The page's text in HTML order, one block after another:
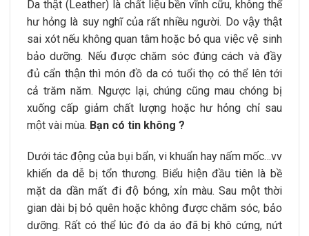
Da thật (Leather) là chất liệu bền vĩnh cữu, không thể
hư hỏng là suy nghĩ của rất nhiều người. Do vậy thật
sai xót nếu không quan tâm hoặc bỏ qua việc vệ sinh
bảo dưỡng. Nếu được chăm sóc đúng cách và đầy
đủ cẩn thận thì món đồ da có tuổi thọ có thể lên tới
cả trăm năm. Ngược lại, chúng cũng mau chóng bị
xuống cấp giảm chất lượng hoặc hư hỏng chỉ sau
một vài mùa. Bạn có tin không ?
Dưới tác động của bụi bẩn, vi khuẩn hay nấm mốc…vv
khiến da dễ bị tổn thương. Biểu hiện đầu tiên là bề
mặt da dần mất đi độ bóng, xỉn màu. Sau một thời
gian dài bị bỏ quên hoặc không được chăm sóc, bảo
dưỡng. Rất có thể lúc đó da áo đã bị khô cứng, nứt